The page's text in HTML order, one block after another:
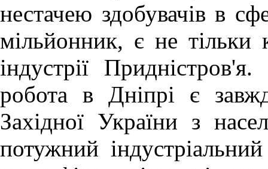
нестачею здобувачів в
мільйонник, є не тільки
індустрії
робота в Дніпрі є
Західної України з
потужний